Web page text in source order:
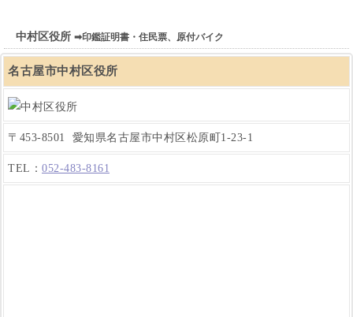
中村区役所 ➡印鑑証明書・住民票、原付バイク
名古屋市中村区役所
〒453-8501 愛知県名古屋市中村区松原町1-23-1
TEL： 052-483-8161